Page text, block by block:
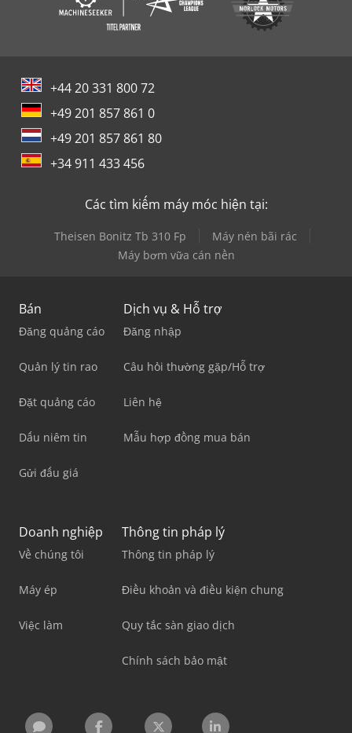
+44 20 331 800 72
+49 201 857 861 0
+49 201 857 861 80
+34 911 433 456
Các tìm kiếm máy móc hiện tại:
Theisen Bonitz Tb 310 Fp
Máy nén bãi rác
Máy bơm vữa cán nền
Bán
Đăng quảng cáo
Quản lý tin rao
Đặt quảng cáo
Dấu niêm tin
Gửi đấu giá
Dịch vụ & Hỗ trợ
Đăng nhập
Câu hỏi thường gặp/Hỗ trợ
Liên hệ
Mẫu hợp đồng mua bán
Doanh nghiệp
Về chúng tôi
Máy ép
Việc làm
Thông tin pháp lý
Thông tin pháp lý
Điều khoản và điều kiện chung
Quy tắc sàn giao dịch
Chính sách bảo mật